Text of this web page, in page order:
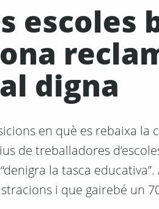
escoles
digna
en què es rebaixa la
de treballadores
la tasca
i que gairebé un